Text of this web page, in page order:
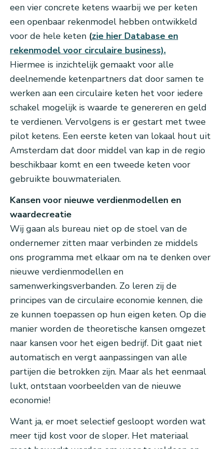
een vier concrete ketens waarbij we per keten
een openbaar rekenmodel hebben ontwikkeld
voor de hele keten (zie hier Database en
rekenmodel voor circulaire business).
Hiermee is inzichtelijk gemaakt voor alle
deelnemende ketenpartners dat door samen te
werken aan een circulaire keten het voor iedere
schakel mogelijk is waarde te genereren en geld
te verdienen. Vervolgens is er gestart met twee
pilot ketens. Een eerste keten van lokaal hout uit
Amsterdam dat door middel van kap in de regio
beschikbaar komt en een tweede keten voor
gebruikte bouwmaterialen.
Kansen voor nieuwe verdienmodellen en
waardecreatie
Wij gaan als bureau niet op de stoel van de
ondernemer zitten maar verbinden ze middels
ons programma met elkaar om na te denken over
nieuwe verdienmodellen en
samenwerkingsverbanden. Zo leren zij de
principes van de circulaire economie kennen, die
ze kunnen toepassen op hun eigen keten. Op die
manier worden de theoretische kansen omgezet
naar kansen voor het eigen bedrijf. Dit gaat niet
automatisch en vergt aanpassingen van alle
partijen die betrokken zijn. Maar als het eenmaal
lukt, ontstaan voorbeelden van de nieuwe
economie!
Want ja, er moet selectief gesloopt worden wat
meer tijd kost voor de sloper. Het materiaal